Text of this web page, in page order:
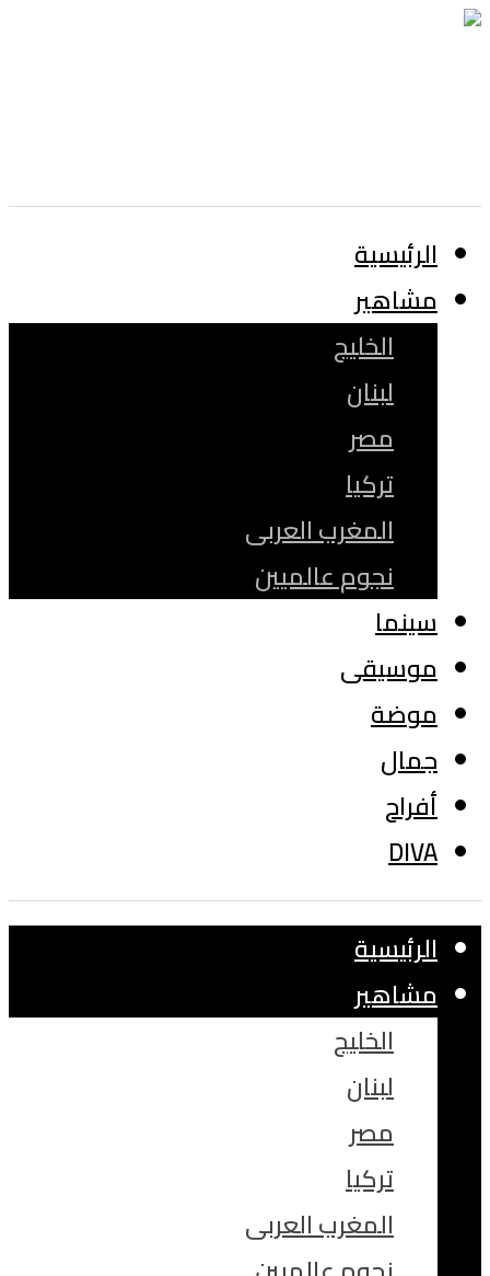
الرئيسية
مشاهير
الخليج
لبنان
مصر
تركيا
المغرب العربى
نجوم عالميين
سينما
موسيقى
موضة
جمال
أفراح
DIVA
الرئيسية
مشاهير
الخليج
لبنان
مصر
تركيا
المغرب العربى